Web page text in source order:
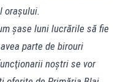
oraşului.
şase luni lucrările să fie
parte de birouri
noştri se vor